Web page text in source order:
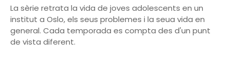
La sèrie retrata la vida de joves adolescents en un
institut a Oslo, els seus problemes i la seua vida en
general. Cada temporada es compta des d'un punt
de vista diferent.